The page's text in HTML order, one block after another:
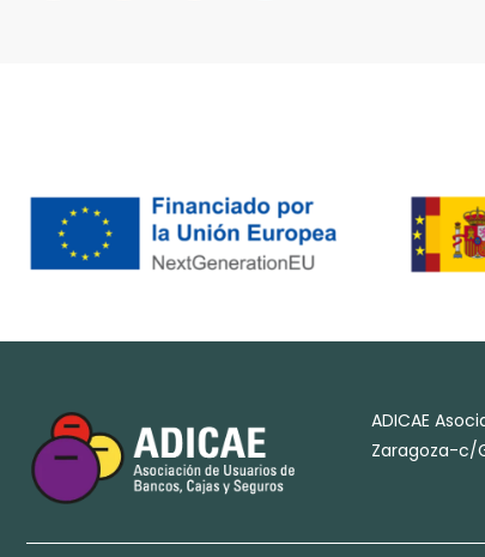
ADICAE
Zaragoza-c/